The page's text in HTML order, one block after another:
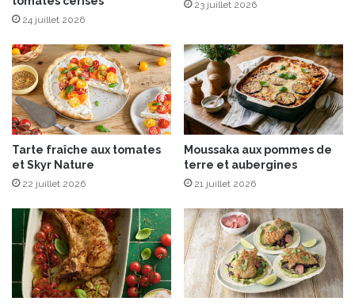
e
s
a
t
i
n
24 juillet 2026
23 juillet 2026
Tarte fraîche aux tomates
et Skyr Nature
22 juillet 2026
Moussaka aux pommes de
terre et aubergines
21 juillet 2026